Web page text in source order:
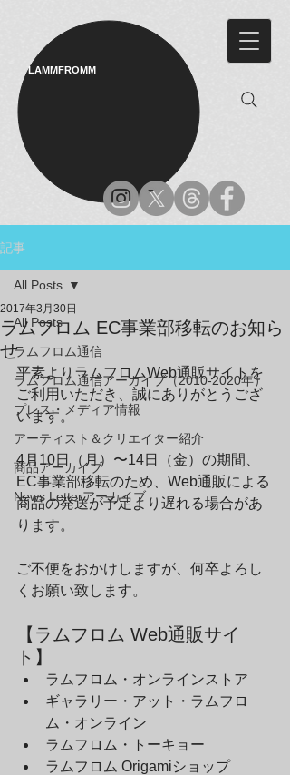
LAMMFROMM​
記事
All Posts
ラムフロム通信
ラムフロム通信アーカイブ（2010-2020年）
プレス・メディア情報
アーティスト＆クリエイター紹介
商品アーカイブ
News Letterアーカイブ
All Posts
ラムフロム EC事業部移転のお知ら
せ
2017年3月30日
平素よりラムフロムWeb通販サイトを
ご利用いただき、誠にありがとうござ
います。
4月10日（月）〜14日（金）の期間、
EC事業部移転のため、Web通販による
商品の発送が予定より遅れる場合があ
ります。
ご不便をおかけしますが、何卒よろし
くお願い致します。
【ラムフロム Web通販サイ
ト】
ラムフロム・オンラインストア
ギャラリー・アット・ラムフロ
ム・オンライン
ラムフロム・トーキョー
ラムフロム Origamiショップ